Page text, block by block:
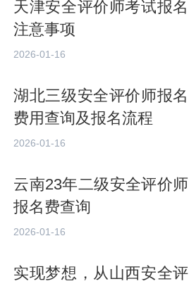
天津安全评价师考试报名
注意事项
2026-01-16
湖北三级安全评价师报名
费用查询及报名流程
2026-01-16
云南23年二级安全评价师
报名费查询
2026-01-16
实现梦想，从山西安全评